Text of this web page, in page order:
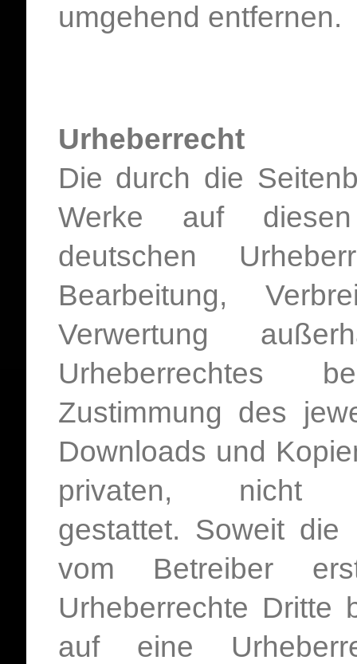
umgehend entfernen.
Urheberrecht
Die durch die
Werke auf
deutschen
Bearbeitung,
Verwertung
Urheberrechtes
Zustimmung des
Downloads und
privaten, nicht
gestattet. Soweit
vom Betreiber
Urheberrechte Dritte
auf eine